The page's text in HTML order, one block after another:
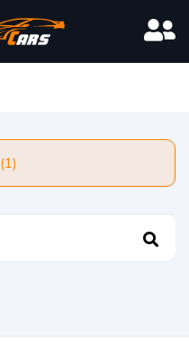
Filters (1)